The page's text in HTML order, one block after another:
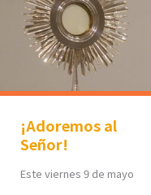
¡Adoremos al
Señor!
Este viernes 9 de mayo